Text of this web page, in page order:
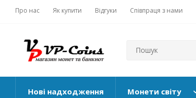
Про нас Як купити Відгуки Співпраця з нами
Нові надходження Монети світу